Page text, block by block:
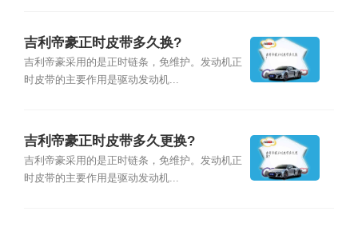
吉利帝豪正时皮带多久换?
吉利帝豪采用的是正时链条，免维护。发动机正
时皮带的主要作用是驱动发动机...
吉利帝豪正时皮带多久更换?
吉利帝豪采用的是正时链条，免维护。发动机正
时皮带的主要作用是驱动发动机...